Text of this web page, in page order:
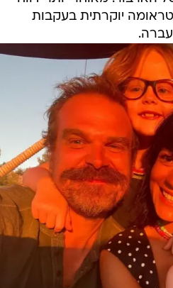
יוקרתית בעקבות